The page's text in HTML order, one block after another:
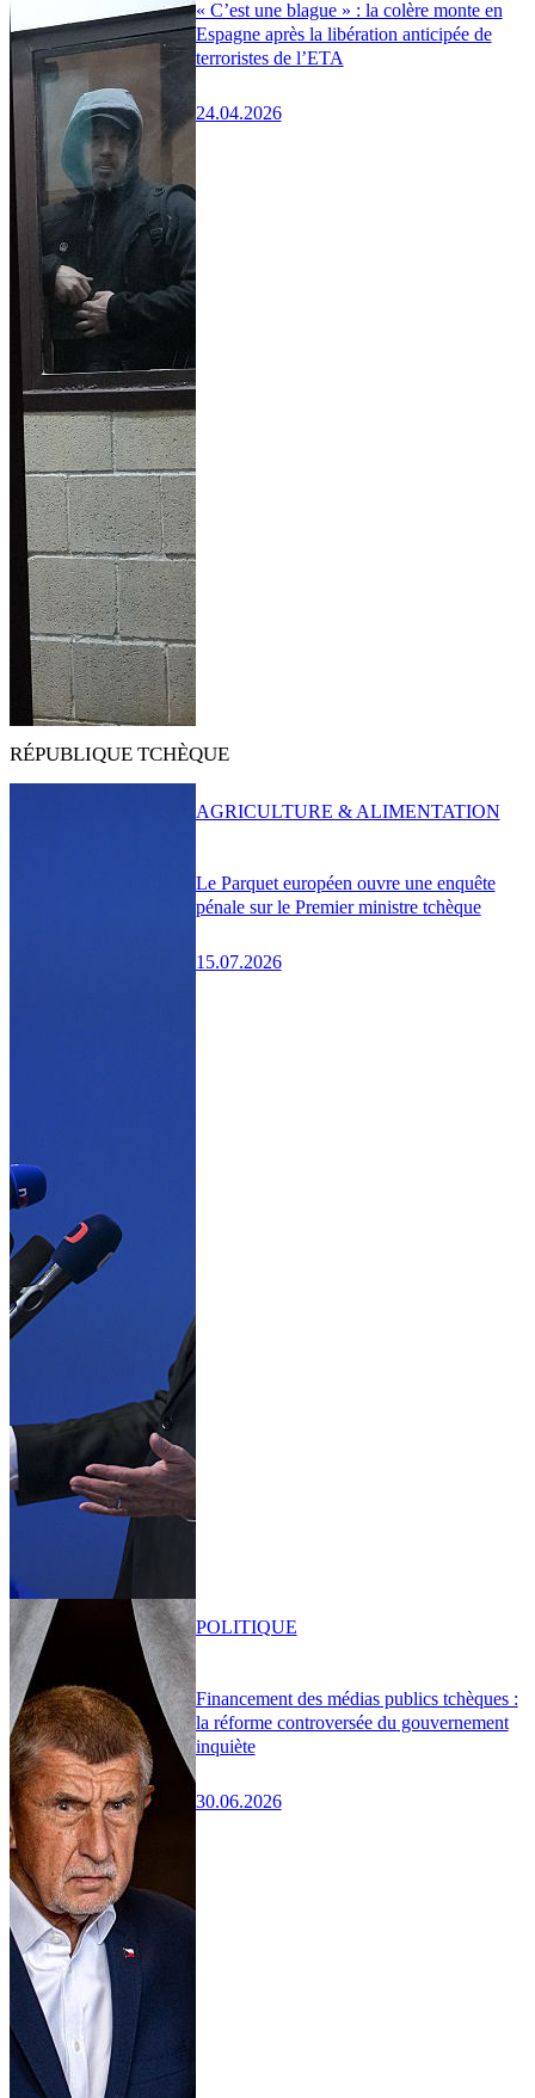
« C’est une blague » : la colère monte en
Espagne après la libération anticipée de
terroristes de l’ETA
24.04.2026
RÉPUBLIQUE TCHÈQUE
Le Parquet européen ouvre une enquête
pénale sur le Premier ministre tchèque
15.07.2026
AGRICULTURE & ALIMENTATION
Financement des médias publics tchèques :
la réforme controversée du gouvernement
inquiète
30.06.2026
POLITIQUE